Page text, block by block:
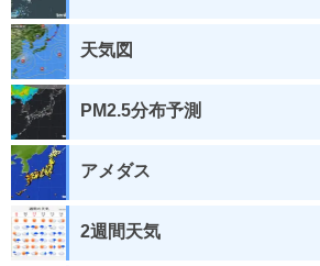
天気図
PM2.5分布予測
アメダス
2週間天気